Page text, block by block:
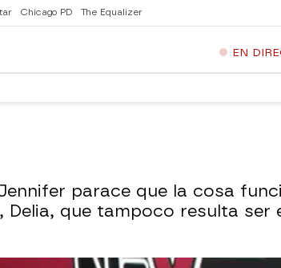
Chicago PD The Equalizer
EN
parace que la cosa
que tampoco resulta ser